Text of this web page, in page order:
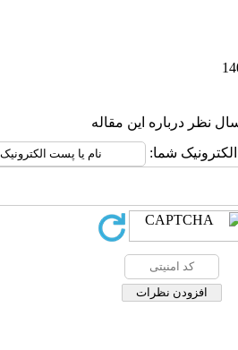
نظر درباره این مقاله
شما: